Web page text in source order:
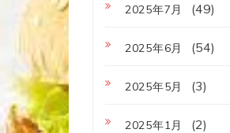
2025年7月 (49)
2025年6月 (54)
2025年5月 (3)
2025年1月 (2)